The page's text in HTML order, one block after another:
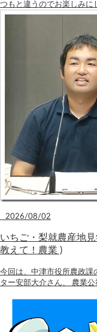
つもと違うのでお楽しみに
2026/08/02
いちご・梨就農産地
教えて！農業 )
今回は、中津市役所農政課
ター安部大介さん、 農業